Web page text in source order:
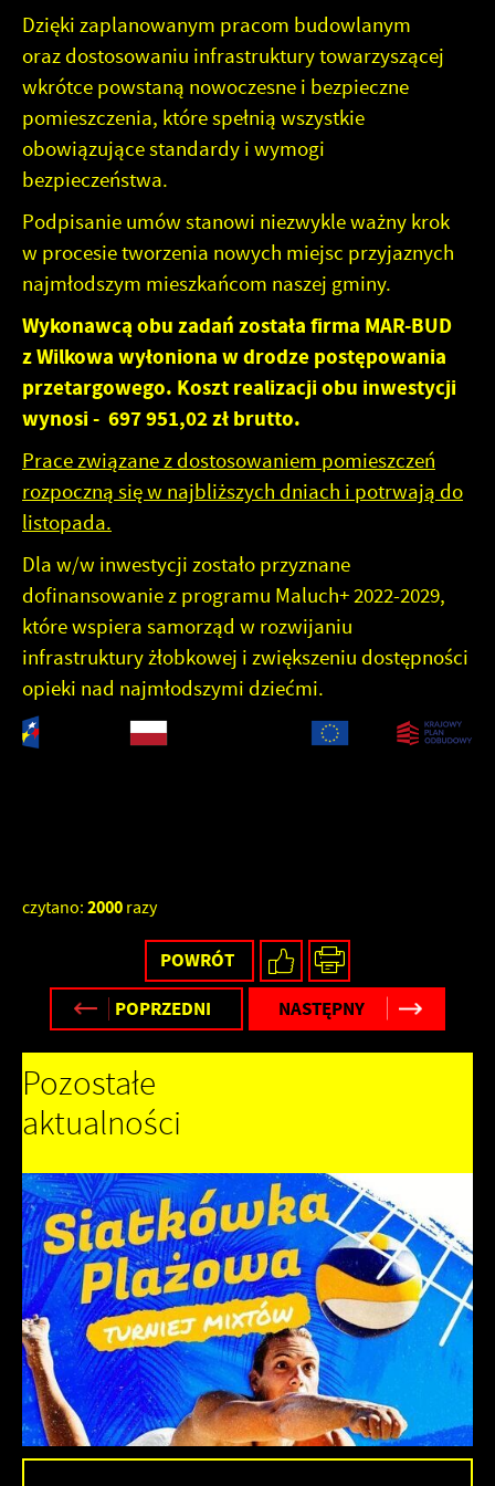
Dzięki zaplanowanym pracom budowlanym
oraz dostosowaniu infrastruktury towarzyszącej
wkrótce powstaną nowoczesne i bezpieczne
pomieszczenia, które spełnią wszystkie
obowiązujące standardy i wymogi
bezpieczeństwa.
Podpisanie umów stanowi niezwykle ważny krok
w procesie tworzenia nowych miejsc przyjaznych
najmłodszym mieszkańcom naszej gminy.
Wykonawcą obu zadań została firma MAR-BUD
z Wilkowa wyłoniona w drodze postępowania
przetargowego. Koszt realizacji obu inwestycji
wynosi - 697 951,02 zł brutto.
Prace związane z dostosowaniem pomieszczeń
rozpoczną się w najbliższych dniach i potrwają do
listopada.
Dla w/w inwestycji zostało przyznane
dofinansowanie z programu Maluch+ 2022-2029,
które wspiera samorząd w rozwijaniu
infrastruktury żłobkowej i zwiększeniu dostępności
opieki nad najmłodszymi dziećmi.
czytano: 2000 razy
POWRÓT
POPRZEDNI
NASTĘPNY
Pozostałe
aktualności
upodobań oraz Twoich zwyczajów dotyczących
przeglądanej witryny internetowej. Treści promocyjne
mogą pojawić się na stronach podmiotów trzecich lub firm
będących naszymi partnerami oraz innych dostawców
usług. Firmy te działają w charakterze pośredników
prezentujących nasze treści w postaci wiadomości, ofert,
komunikatów mediów społecznościowych.